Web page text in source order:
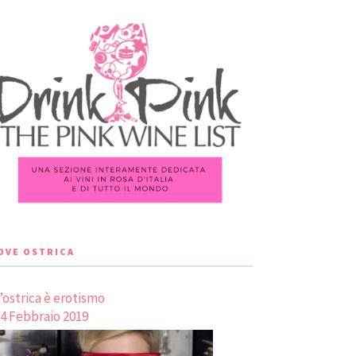
OSTRICA
è erotismo
Febbraio 2019